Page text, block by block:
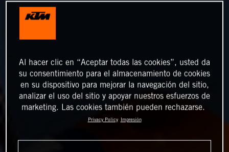
Al hacer clic en “Aceptar todas las cookies”, usted da
su consentimiento para el almacenamiento de cookies
en su dispositivo para mejorar la navegación del sitio,
analizar el uso del sitio y apoyar nuestros esfuerzos de
marketing. Las cookies también pueden rechazarse.
Privacy Policy Impresión